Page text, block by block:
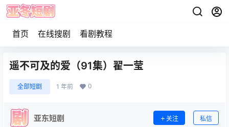
首页 在线搜剧 看剧教程
遥不可及的爱（91集）翟一莹
全部短剧 1 年前 0
亚东短剧 关注 私信